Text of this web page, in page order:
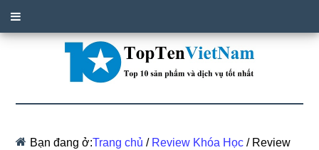
Bạn đang ở:Trang chủ / Review Khóa Học /Review